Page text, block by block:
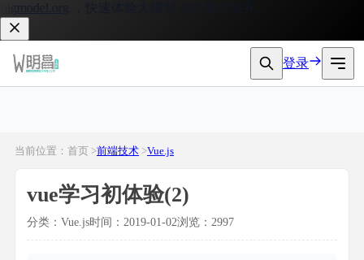
登录
当前位置：首页 >前端技术 >Vue.js
vue学习初体验(2)
分类：Vue.js时间：2019-01-02浏览：2997